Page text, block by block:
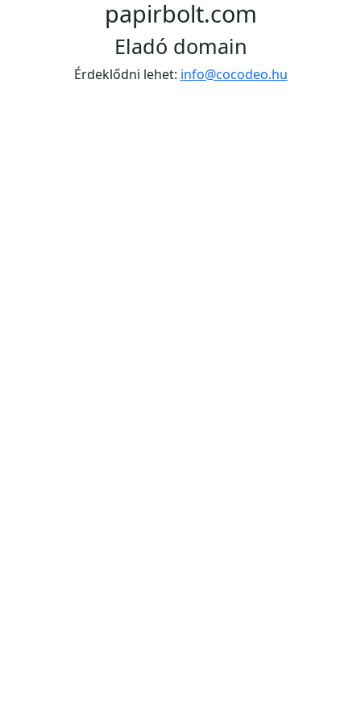
papirbolt.com
Eladó domain
Érdeklődni lehet: info@cocodeo.hu